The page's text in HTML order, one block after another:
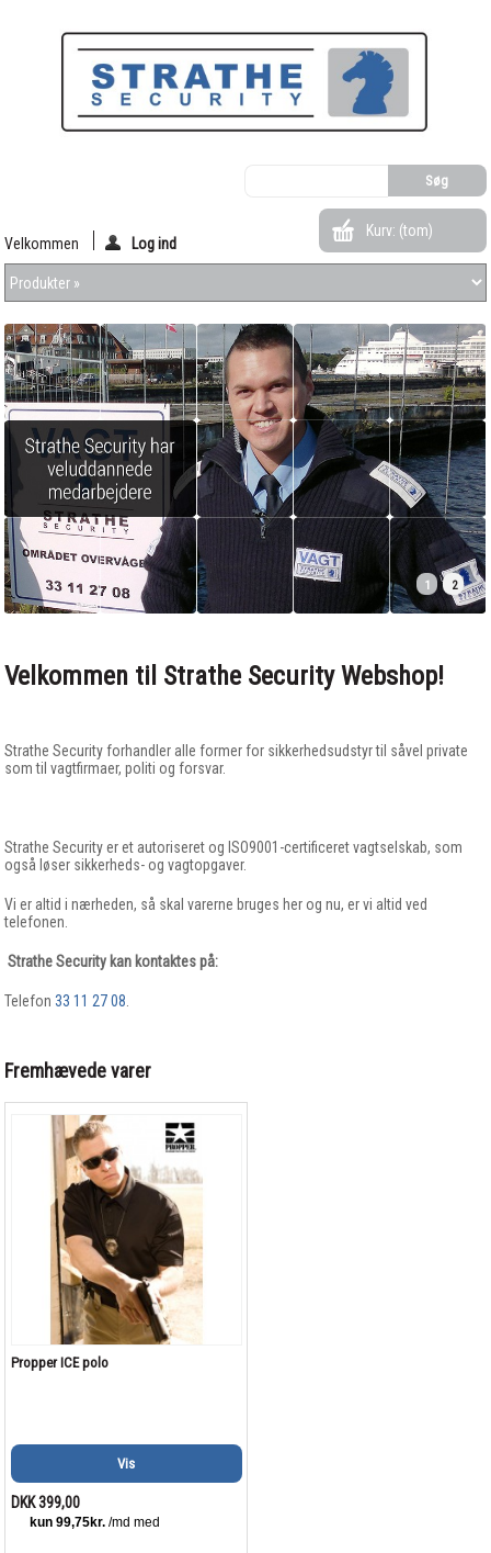
Kurv: (tom)
Velkommen Log ind
1 2
Velkommen til Strathe Security Webshop!
Strathe Security forhandler alle former for sikkerhedsudstyr til såvel private
som til vagtfirmaer, politi og forsvar.
Strathe Security er et autoriseret og ISO9001-certificeret vagtselskab, som
også løser sikkerheds- og vagtopgaver.
Vi er altid i nærheden, så skal varerne bruges her og nu, er vi altid ved
telefonen.
Strathe Security kan kontaktes på:
Telefon33 11 27 08
Fremhævede varer
Propper ICE polo
Vis
DKK 399,00